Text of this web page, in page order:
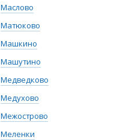
Маслово
Матюково
Машкино
Машутино
Медведково
Медухово
Межострово
Меленки